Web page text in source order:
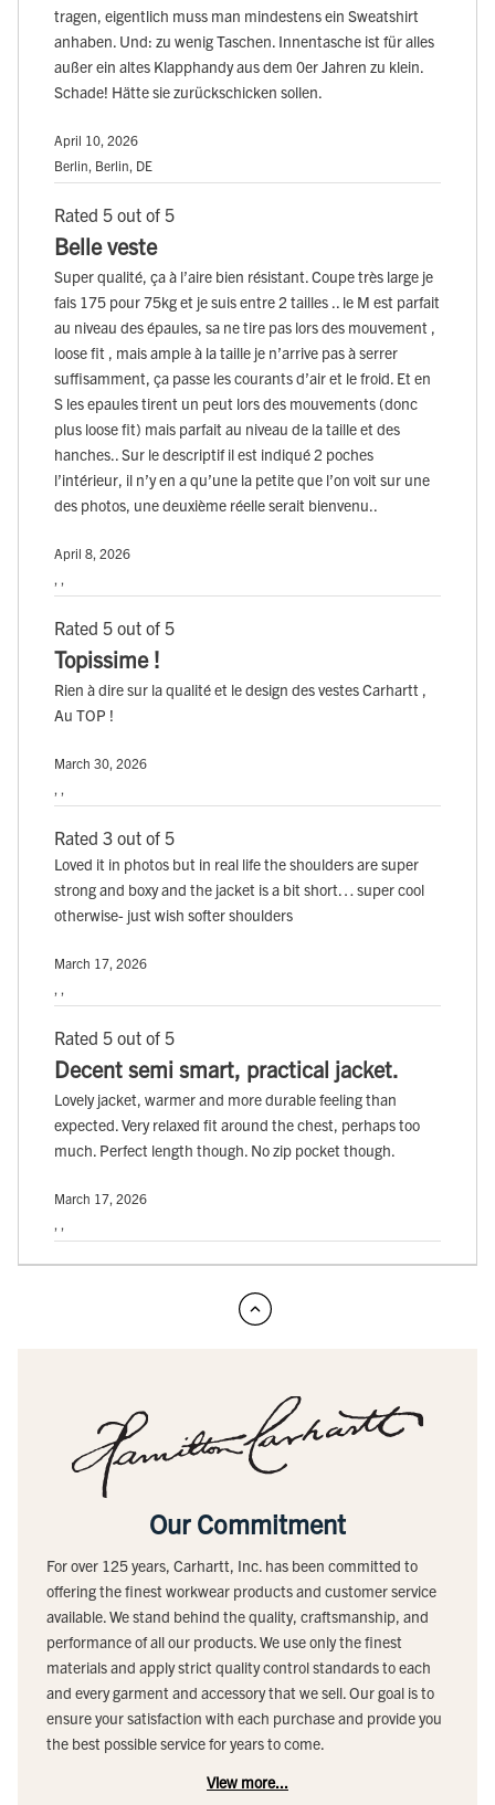
tragen, eigentlich muss man mindestens ein Sweatshirt
anhaben. Und: zu wenig Taschen. Innentasche ist für alles
außer ein altes Klapphandy aus dem 0er Jahren zu klein.
Schade! Hätte sie zurückschicken sollen.
April 10, 2026
Berlin, Berlin, DE
Rated 5 out of 5
Belle veste
Super qualité, ça à l’aire bien résistant. Coupe très large je
fais 175 pour 75kg et je suis entre 2 tailles .. le M est parfait
au niveau des épaules, sa ne tire pas lors des mouvement ,
loose fit , mais ample à la taille je n’arrive pas à serrer
suffisamment, ça passe les courants d’air et le froid. Et en
S les epaules tirent un peut lors des mouvements (donc
plus loose fit) mais parfait au niveau de la taille et des
hanches.. Sur le descriptif il est indiqué 2 poches
l’intérieur, il n’y en a qu’une la petite que l’on voit sur une
des photos, une deuxième réelle serait bienvenu..
April 8, 2026
Rated 5 out of 5
Topissime !
Rien à dire sur la qualité et le design des vestes Carhartt ,
Au TOP !
March 30, 2026
Rated 3 out of 5
Loved it in photos but in real life the shoulders are super
strong and boxy and the jacket is a bit short… super cool
otherwise- just wish softer shoulders
March 17, 2026
Rated 5 out of 5
Decent semi smart, practical jacket.
Lovely jacket, warmer and more durable feeling than
expected. Very relaxed fit around the chest, perhaps too
much. Perfect length though. No zip pocket though.
March 17, 2026
Our Commitment
For over 125 years, Carhartt, Inc. has been committed to
offering the finest workwear products and customer service
available. We stand behind the quality, craftsmanship, and
performance of all our products. We use only the finest
materials and apply strict quality control standards to each
and every garment and accessory that we sell. Our goal is to
ensure your satisfaction with each purchase and provide you
the best possible service for years to come.
View more...